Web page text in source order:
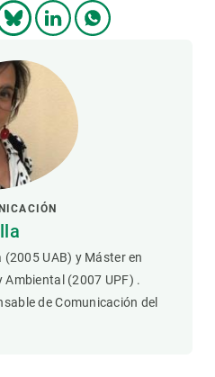
UAB) y Máster en
(2007 UPF) .
de Comunicación del